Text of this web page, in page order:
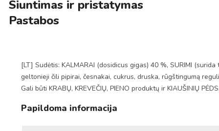
Siuntimas ir pristatymas
Pastabos
[LT] Sudėtis: KALMARAI (dosidicus gigas) 40 %, SURIMI
geltonieji čili pipirai, česnakai, cukrus, druska, rūgštingumą
Gali būti KRABŲ, KREVEČIŲ, PIENO produktų ir KIAUŠINIŲ
Papildoma informacija